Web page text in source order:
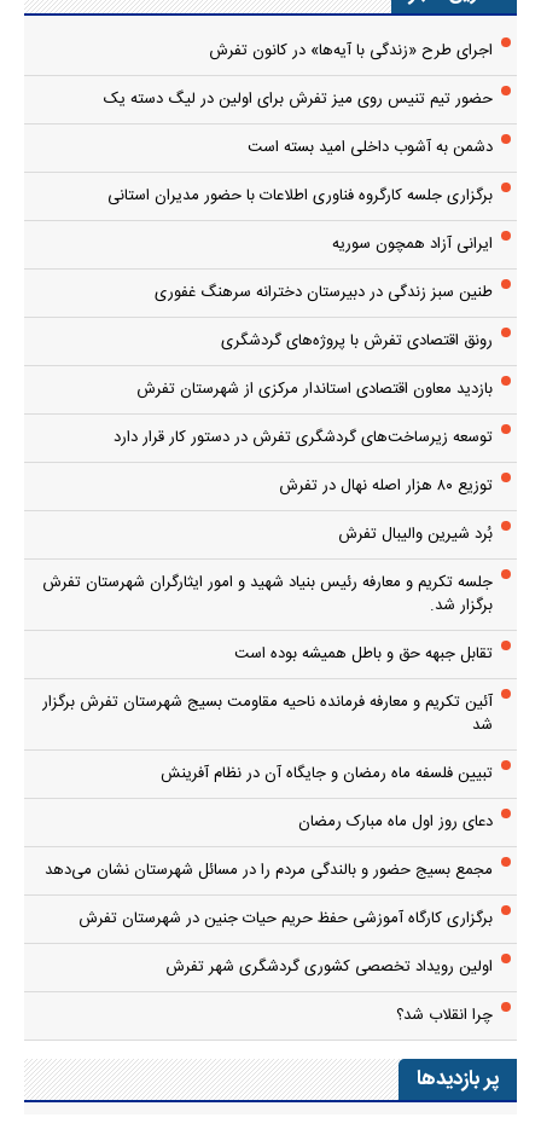
اجرای طرح «زندگی با آیه‌ها» در کانون تفرش
حضور تیم تنیس روی میز تفرش برای اولین در لیگ دسته یک
دشمن به آشوب داخلی امید بسته است
برگزاری جلسه کارگروه فناوری اطلاعات با حضور مدیران استانی
ایرانی آزاد همچون سوریه
طنین سبز زندگی در دبیرستان دخترانه سرهنگ غفوری
رونق اقتصادی تفرش با پروژه‌های گردشگری
بازدید معاون اقتصادی استاندار مرکزی از شهرستان تفرش
توسعه زیرساخت‌های گردشگری تفرش در دستور کار قرار دارد
توزیع ۸۰ هزار اصله نهال در تفرش
بُرد شیرین والیبال تفرش
جلسه تکریم و معارفه رئیس بنیاد شهید و امور ایثارگران شهرستان تفرش
برگزار شد.
تقابل جبهه حق و باطل همیشه بوده است
آئین تکریم و معارفه فرمانده ناحیه مقاومت بسیج شهرستان تفرش برگزار
شد
تبیین فلسفه ماه رمضان و جایگاه آن در نظام آفرینش
دعای روز اول ماه مبارک رمضان
مجمع بسیج حضور و بالندگی مردم را در مسائل شهرستان نشان می‌دهد
برگزاری کارگاه آموزشی حفظ حریم حیات جنین در شهرستان تفرش
اولین رویداد تخصصی کشوری گردشگری شهر تفرش
چرا انقلاب شد؟
پر بازدیدها